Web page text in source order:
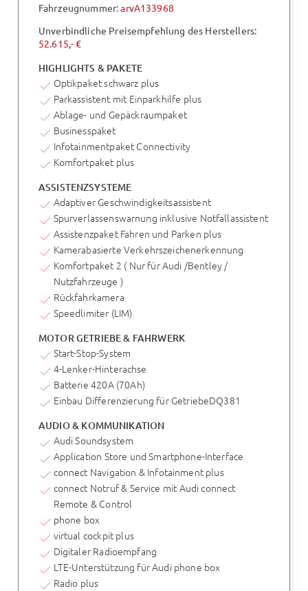
Fahrzeugnummer:arvA133968
Unverbindliche Preisempfehlung des Herstellers:
52.615,- €
HIGHLIGHTS & PAKETE
Optikpaket schwarz plus
Parkassistent mit Einparkhilfe plus
Ablage- und Gepäckraumpaket
Businesspaket
Infotainmentpaket Connectivity
Komfortpaket plus
ASSISTENZSYSTEME
Adaptiver Geschwindigkeitsassistent
Spurverlassenswarnung inklusive Notfallassistent
Assistenzpaket Fahren und Parken plus
Kamerabasierte Verkehrszeichenerkennung
Komfortpaket 2 ( Nur für Audi /Bentley /
Nutzfahrzeuge )
Rückfahrkamera
Speedlimiter (LIM)
MOTOR GETRIEBE & FAHRWERK
Start-Stop-System
4-Lenker-Hinterachse
Batterie 420A (70Ah)
Einbau Differenzierung für GetriebeDQ381
AUDIO & KOMMUNIKATION
Audi Soundsystem
Application Store und Smartphone-Interface
connect Navigation & Infotainment plus
connect Notruf & Service mit Audi connect
Remote & Control
phone box
virtual cockpit plus
Digitaler Radioempfang
LTE-Unterstützung für Audi phone box
Radio plus